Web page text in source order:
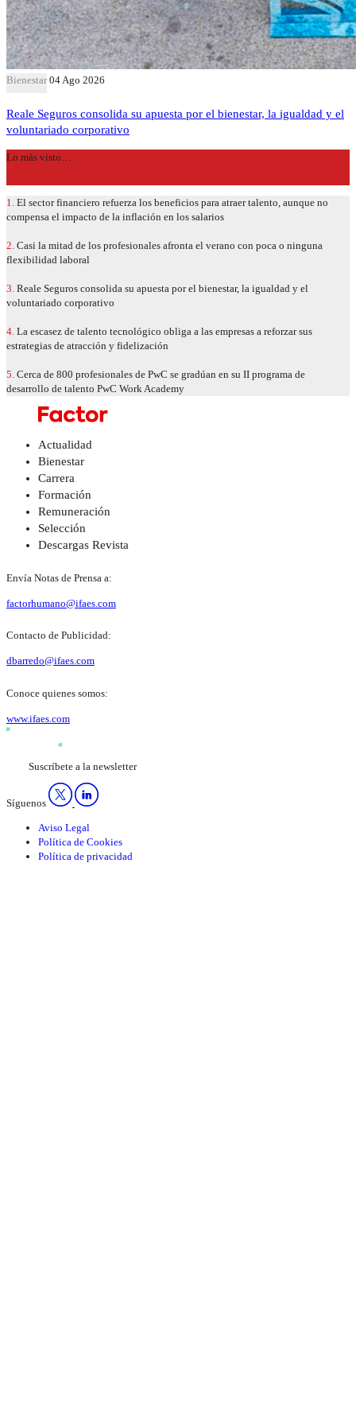
Bienestar 04 Ago 2026
Reale Seguros consolida su apuesta por el bienestar, la igualdad y el
voluntariado corporativo
Lo más visto…
1. El sector financiero refuerza los beneficios para atraer talento, aunque no
compensa el impacto de la inflación en los salarios
2. Casi la mitad de los profesionales afronta el verano con poca o ninguna
flexibilidad laboral
3. Reale Seguros consolida su apuesta por el bienestar, la igualdad y el
voluntariado corporativo
4. La escasez de talento tecnológico obliga a las empresas a reforzar sus
estrategias de atracción y fidelización
5. Cerca de 800 profesionales de PwC se gradúan en su II programa de
desarrollo de talento PwC Work Academy
Actualidad
Bienestar
Carrera
Formación
Remuneración
Selección
Descargas Revista
Envía Notas de Prensa a:
factorhumano@ifaes.com
Contacto de Publicidad:
dbarredo@ifaes.com
Conoce quienes somos:
www.ifaes.com
Suscríbete a la newsletter
Síguenos
Aviso Legal
Política de Cookies
Política de privacidad